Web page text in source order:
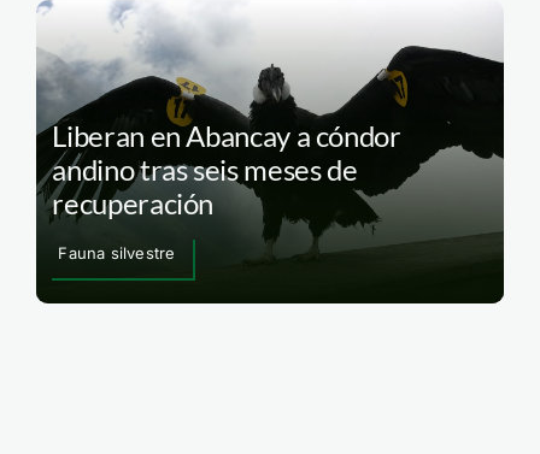
Liberan en Abancay a cóndor
andino tras seis meses de
recuperación
Fauna silvestre